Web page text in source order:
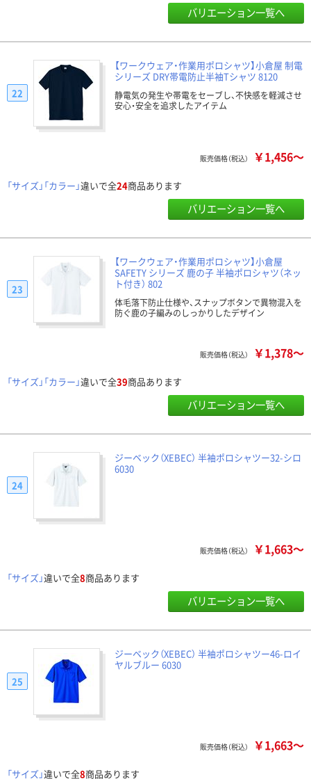
バリエーション一覧へ
【ワークウェア・作業用ポロシャツ】小倉屋 制電
シリーズ DRY帯電防止半袖Tシャツ 8120
静電気の発生や帯電をセーブし、不快感を軽減させ
安心・安全を追求したアイテム
22
販売価格（税込） ￥1,456～
「サイズ」「カラー」違いで全24商品あります
バリエーション一覧へ
【ワークウェア・作業用ポロシャツ】小倉屋
SAFETY シリーズ 鹿の子 半袖ポロシャツ（ネッ
ト付き） 802
体毛落下防止仕様や、スナップボタンで異物混入を
防ぐ鹿の子編みのしっかりしたデザイン
23
販売価格（税込） ￥1,378～
「サイズ」「カラー」違いで全39商品あります
バリエーション一覧へ
ジーベック（XEBEC） 半袖ポロシャツー32-シロ
6030
24
販売価格（税込） ￥1,663～
「サイズ」違いで全8商品あります
バリエーション一覧へ
ジーベック（XEBEC） 半袖ポロシャツー46-ロイ
ヤルブルー 6030
25
販売価格（税込） ￥1,663～
「サイズ」違いで全8商品あります